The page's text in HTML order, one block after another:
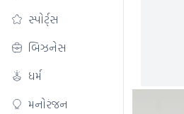
સ્પોર્ટ્સ
બિઝનેસ
ધર્મ
મનોરંજન